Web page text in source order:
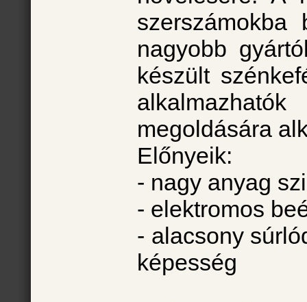
szerszámokba
nagyobb
készült
megoldására
Előnyeik:
- nagy anyag
- elektromos
- alacsony
képesség